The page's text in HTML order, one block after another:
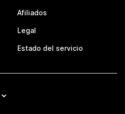
Afiliados
Legal
Estado del servicio